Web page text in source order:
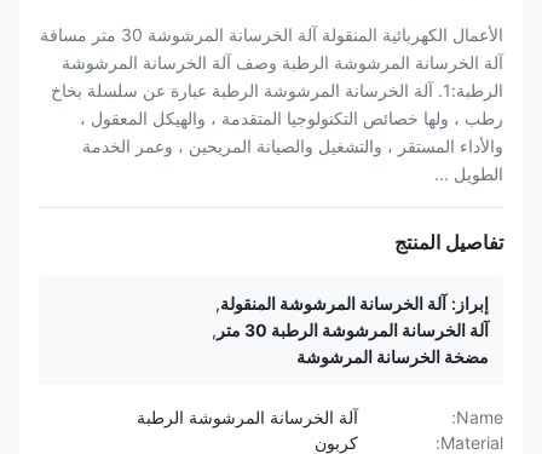
الأعمال الكهربائية المنقولة آلة الخرسانة المرشوشة 30 متر مسافة
آلة الخرسانة المرشوشة الرطبة وصف آلة الخرسانة المرشوشة
الرطبة:1. آلة الخرسانة المرشوشة الرطبة عبارة عن سلسلة بخاخ
رطب ، ولها خصائص التكنولوجيا المتقدمة ، والهيكل المعقول ،
والأداء المستقر ، والتشغيل والصيانة المريحين ، وعمر الخدمة
الطويل ...
تفاصيل المنتج
آلة الخرسانة المرشوشة المنقولة,
آلة الخرسانة المرشوشة الرطبة 30 متر
,
مضخة الخرسانة المرشوشة
Name:
آلة الخرسانة المرشوشة الرطبة
Material:
كربون